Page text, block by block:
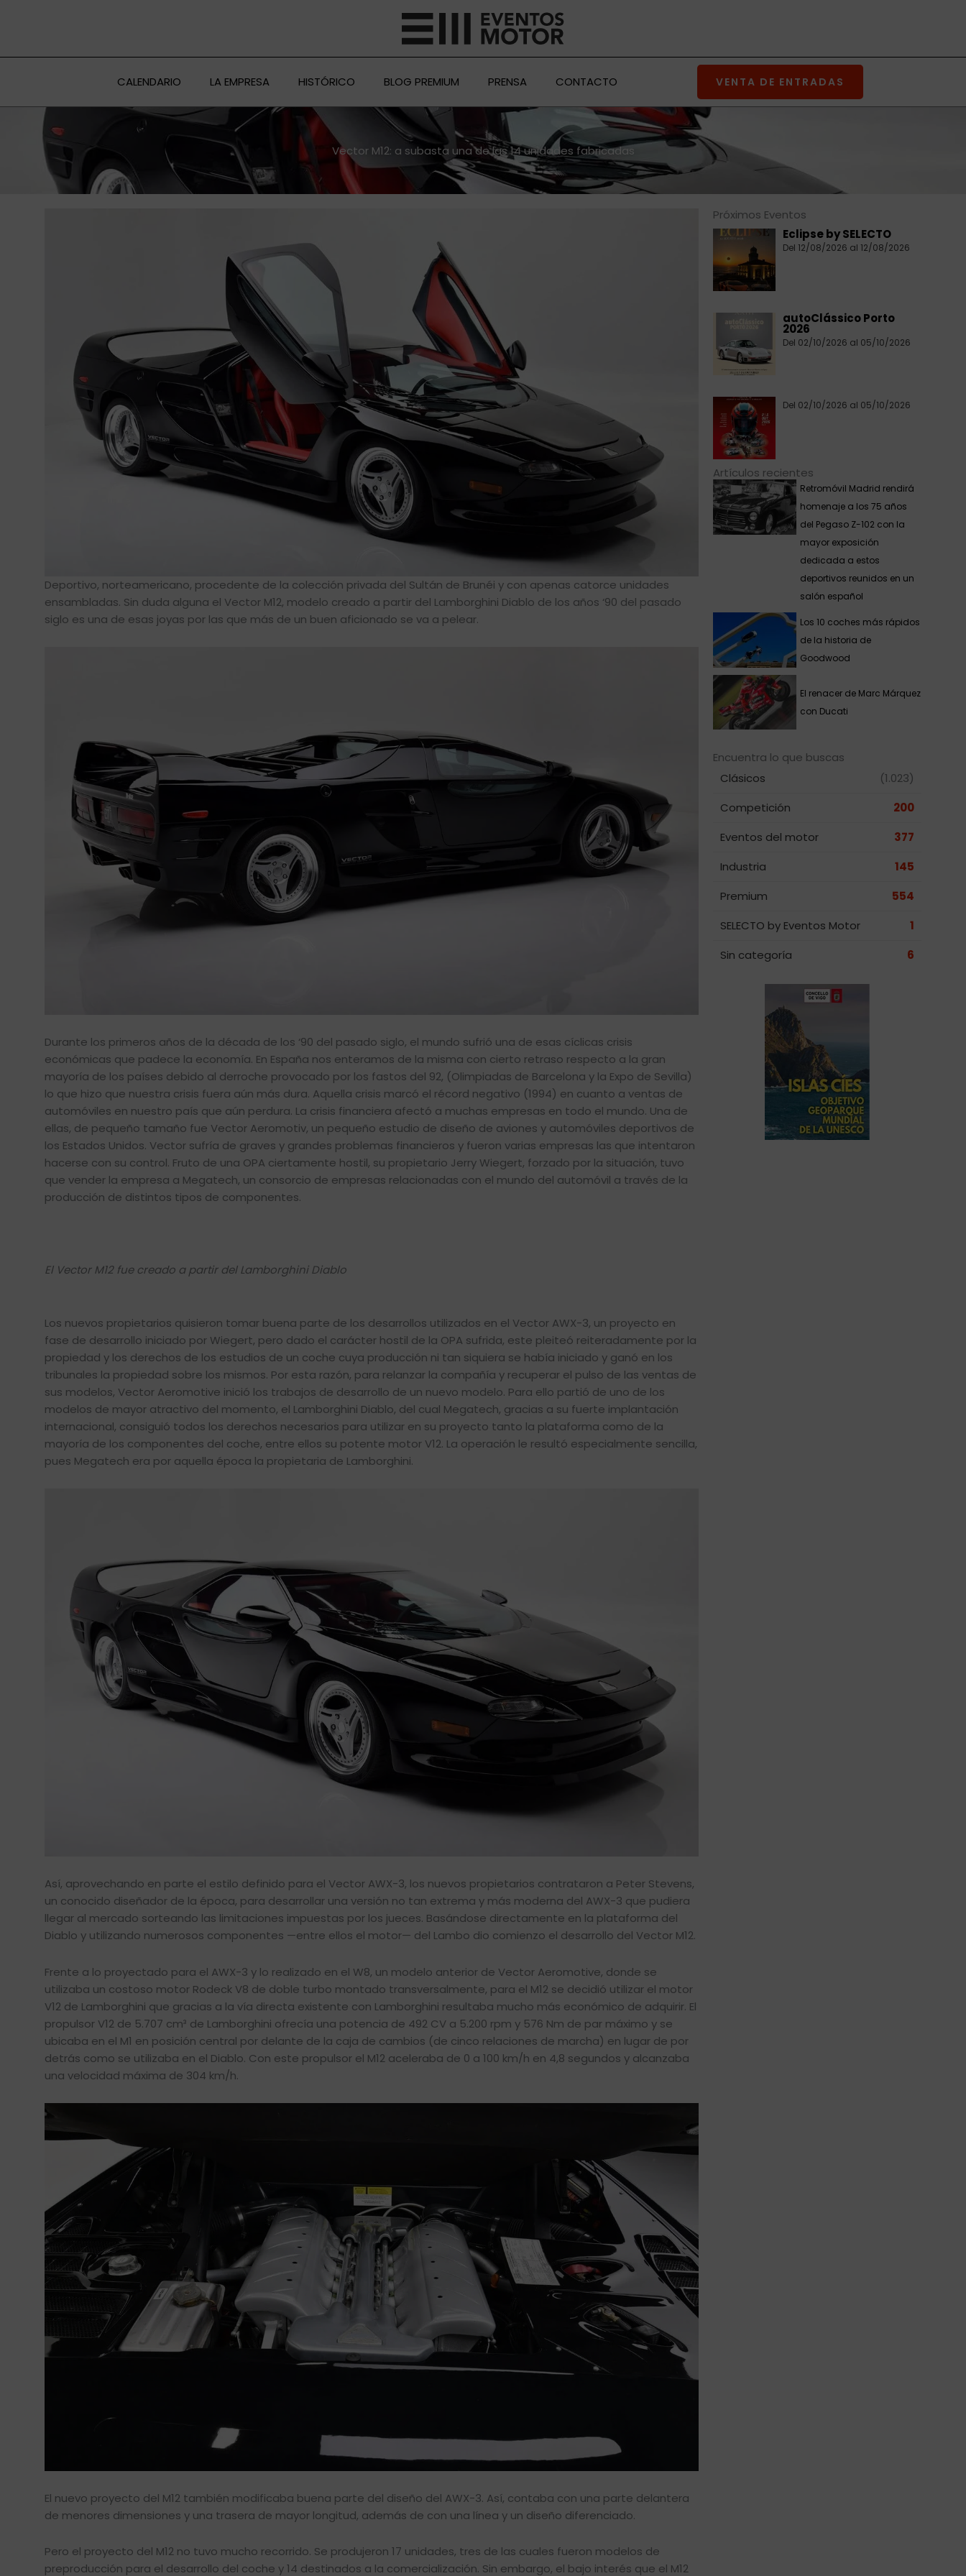
CALENDARIO LA EMPRESA HISTÓRICO BLOG PREMIUM PRENSA CONTACTO VENTA DE ENTRADAS
Vector M12: a subasta una de las 14 unidades fabricadas
Deportivo, norteamericano, procedente de la colección privada del Sultán de Brunéi y con apenas catorce unidades
ensambladas. Sin duda alguna el Vector M12, modelo creado a partir del Lamborghini Diablo de los años ‘90 del pasado
siglo es una de esas joyas por las que más de un buen aficionado se va a pelear.
Durante los primeros años de la década de los ‘90 del pasado siglo, el mundo sufrió una de esas cíclicas crisis
económicas que padece la economía. En España nos enteramos de la misma con cierto retraso respecto a la gran
mayoría de los países debido al derroche provocado por los fastos del 92, (Olimpiadas de Barcelona y la Expo de Sevilla)
lo que hizo que nuestra crisis fuera aún más dura. Aquella crisis marcó el récord negativo (1994) en cuanto a ventas de
automóviles en nuestro país que aún perdura. La crisis financiera afectó a muchas empresas en todo el mundo. Una de
ellas, de pequeño tamaño fue Vector Aeromotiv, un pequeño estudio de diseño de aviones y automóviles deportivos de
los Estados Unidos. Vector sufría de graves y grandes problemas financieros y fueron varias empresas las que intentaron
hacerse con su control. Fruto de una OPA ciertamente hostil, su propietario Jerry Wiegert, forzado por la situación, tuvo
que vender la empresa a Megatech, un consorcio de empresas relacionadas con el mundo del automóvil a través de la
producción de distintos tipos de componentes.
El Vector M12 fue creado a partir del Lamborghini Diablo
Los nuevos propietarios quisieron tomar buena parte de los desarrollos utilizados en el Vector AWX-3, un proyecto en
fase de desarrollo iniciado por Wiegert, pero dado el carácter hostil de la OPA sufrida, este pleiteó reiteradamente por la
propiedad y los derechos de los estudios de un coche cuya producción ni tan siquiera se había iniciado y ganó en los
tribunales la propiedad sobre los mismos. Por esta razón, para relanzar la compañía y recuperar el pulso de las ventas de
sus modelos, Vector Aeromotive inició los trabajos de desarrollo de un nuevo modelo. Para ello partió de uno de los
modelos de mayor atractivo del momento, el Lamborghini Diablo, del cual Megatech, gracias a su fuerte implantación
internacional, consiguió todos los derechos necesarios para utilizar en su proyecto tanto la plataforma como de la
mayoría de los componentes del coche, entre ellos su potente motor V12. La operación le resultó especialmente sencilla,
pues Megatech era por aquella época la propietaria de Lamborghini.
Así, aprovechando en parte el estilo definido para el Vector AWX-3, los nuevos propietarios contrataron a Peter Stevens,
un conocido diseñador de la época, para desarrollar una versión no tan extrema y más moderna del AWX-3 que pudiera
llegar al mercado sorteando las limitaciones impuestas por los jueces. Basándose directamente en la plataforma del
Diablo y utilizando numerosos componentes —entre ellos el motor— del Lambo dio comienzo el desarrollo del Vector M12.
Frente a lo proyectado para el AWX-3 y lo realizado en el W8, un modelo anterior de Vector Aeromotive, donde se
utilizaba un costoso motor Rodeck V8 de doble turbo montado transversalmente, para el M12 se decidió utilizar el motor
V12 de Lamborghini que gracias a la vía directa existente con Lamborghini resultaba mucho más económico de adquirir. El
propulsor V12 de 5.707 cm³ de Lamborghini ofrecía una potencia de 492 CV a 5.200 rpm y 576 Nm de par máximo y se
ubicaba en el M1 en posición central por delante de la caja de cambios (de cinco relaciones de marcha) en lugar de por
detrás como se utilizaba en el Diablo. Con este propulsor el M12 aceleraba de 0 a 100 km/h en 4,8 segundos y alcanzaba
una velocidad máxima de 304 km/h.
El nuevo proyecto del M12 también modificaba buena parte del diseño del AWX-3. Así, contaba con una parte delantera
de menores dimensiones y una trasera de mayor longitud, además de con una línea y un diseño diferenciado.
Pero el proyecto del M12 no tuvo mucho recorrido. Se produjeron 17 unidades, tres de las cuales fueron modelos de
preproducción para el desarrollo del coche y 14 destinados a la comercialización. Sin embargo, el bajo interés que el M12
Próximos Eventos
Eclipse by SELECTO
Del 12/08/2026 al 12/08/2026
autoClássico Porto
2026
Del 02/10/2026 al 05/10/2026
Del 02/10/2026 al 05/10/2026
Artículos recientes
Retromóvil Madrid rendirá
homenaje a los 75 años
del Pegaso Z-102 con la
mayor exposición
dedicada a estos
deportivos reunidos en un
salón español
Los 10 coches más rápidos
de la historia de
Goodwood
El renacer de Marc Márquez
con Ducati
Encuentra lo que buscas
Clásicos
(1.023)
Competición
200
Eventos del motor
377
Industria
145
Premium
554
SELECTO by Eventos Motor
1
Sin categoría
6